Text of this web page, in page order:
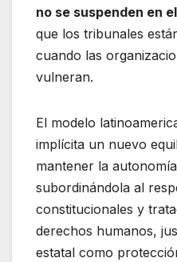
no se suspenden en
que los tribunales
cuando las
vulneran.
El modelo
implícita un nuevo
mantener la
subordinándola al
constitucionales y
derechos humanos,
estatal como